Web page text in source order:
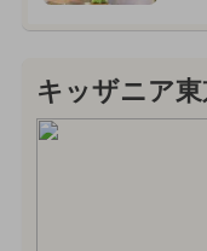
キッザニア東